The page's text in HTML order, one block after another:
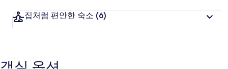
집처럼 편안한 숙소 (6)